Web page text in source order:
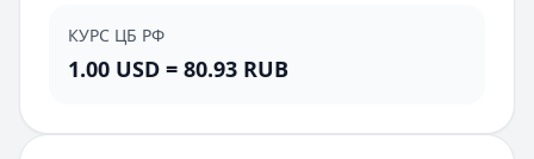
КУРС ЦБ РФ
1.00 USD = 80.93 RUB